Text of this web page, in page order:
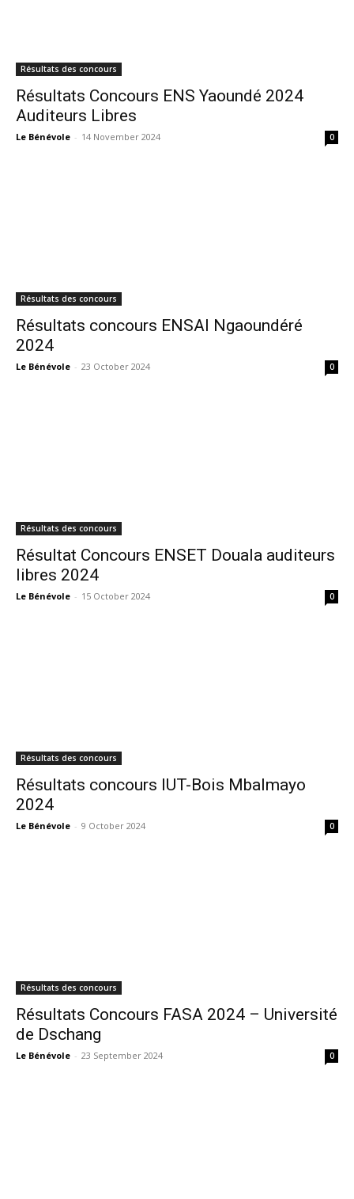
Résultats des concours
Résultats Concours ENS Yaoundé 2024
Auditeurs Libres
Le Bénévole - 14 November 2024 0
Résultats des concours
Résultats concours ENSAI Ngaoundéré
2024
Le Bénévole - 23 October 2024 0
Résultats des concours
Résultat Concours ENSET Douala auditeurs
libres 2024
Le Bénévole - 15 October 2024 0
Résultats des concours
Résultats concours IUT-Bois Mbalmayo
2024
Le Bénévole - 9 October 2024 0
Résultats des concours
Résultats Concours FASA 2024 – Université
de Dschang
Le Bénévole - 23 September 2024 0